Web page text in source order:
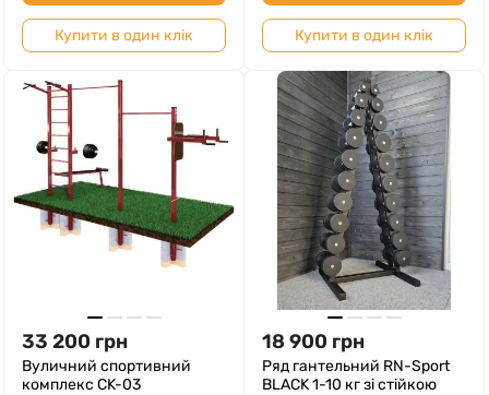
Купити в один клік Купити в один клік
33 200 грн
Вуличний спортивний
комплекс CK-03
18 900 грн
Ряд гантельний RN-Sport
BLACK 1-10 кг зі стійкою